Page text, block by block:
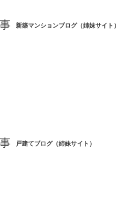
新築マンションブログ（姉妹サイト）
戸建てブログ（姉妹サイト）